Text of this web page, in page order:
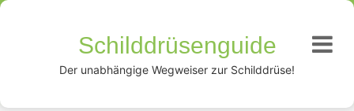
Schilddrüsenguide
Der unabhängige Wegweiser zur Schilddrüse!